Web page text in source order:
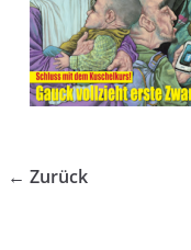
← Zurück